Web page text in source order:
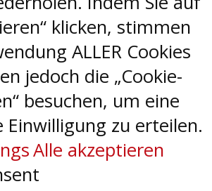
klicken, stimmen
ALLER Cookies
jedoch die „Cookie-
besuchen, um eine
zu erteilen.
Alle akzeptieren